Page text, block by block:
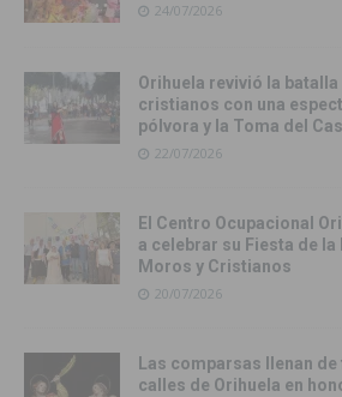
24/07/2026
Orihuela revivió la
cristianos con una
pólvora y la Toma del
22/07/2026
El Centro Ocupacional
a celebrar su Fiesta de la
Moros y Cristianos
20/07/2026
Las comparsas llenan
calles de Orihuela en